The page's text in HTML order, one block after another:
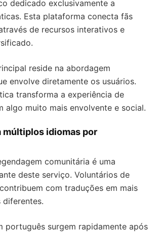
dedicado exclusivamente a
Esta plataforma conecta fãs
de recursos interativos e
reside na abordagem
envolve diretamente os usuários.
transforma a experiência de
algo muito mais envolvente e social.
múltiplos idiomas por
comunitária é uma
deste serviço. Voluntários de
com traduções em mais
diferentes.
português surgem rapidamente após